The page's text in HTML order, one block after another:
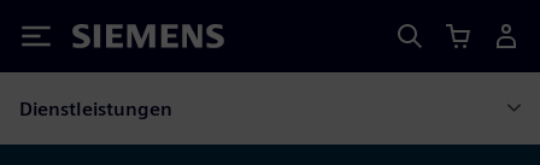
Siemens
Dienstleistungen